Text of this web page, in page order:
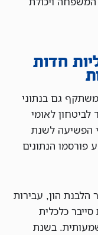
חדות
גם בנתוני
לאומי
הפשיעה לשנת
פורסמו הנתונים
הלבנת הון, עבירות
כלכלית
בשנת